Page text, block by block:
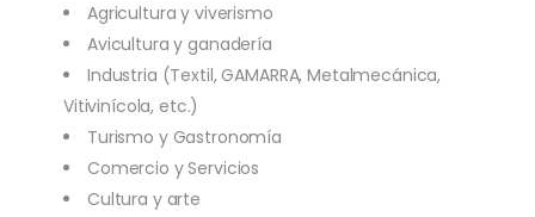
Agricultura y viverismo
Avicultura y ganadería
Industria (Textil, GAMARRA, Metalmecánica,
Vitivinícola, etc.)
Turismo y Gastronomía
Comercio y Servicios
Cultura y arte